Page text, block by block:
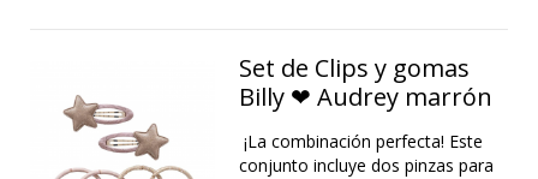
Set de Clips y gomas
Billy ❤ Audrey marrón
¡La combinación perfecta! Este
conjunto incluye dos pinzas para